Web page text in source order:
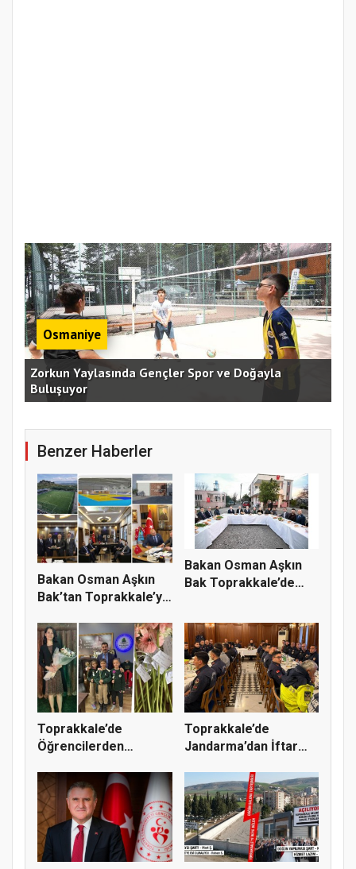
Osmaniye
Zorkun Yaylasında Gençler Spor ve Doğayla
Buluşuyor
Benzer Haberler
Bakan Osman Aşkın
Bak’tan Toprakkale’ye
Bakan Osman Aşkın
Bak Toprakkale’de
Toprakkale’de
Öğrencilerden
Toprakkale’de
Jandarma’dan İftar